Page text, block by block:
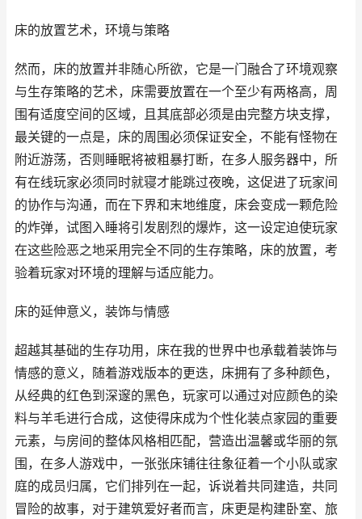
床的放置艺术，环境与策略
然而，床的放置并非随心所欲，它是一门融合了环境观察
与生存策略的艺术，床需要放置在一个至少有两格高，周
围有适度空间的区域，且其底部必须是由完整方块支撑，
最关键的一点是，床的周围必须保证安全，不能有怪物在
附近游荡，否则睡眠将被粗暴打断，在多人服务器中，所
有在线玩家必须同时就寝才能跳过夜晚，这促进了玩家间
的协作与沟通，而在下界和末地维度，床会变成一颗危险
的炸弹，试图入睡将引发剧烈的爆炸，这一设定迫使玩家
在这些险恶之地采用完全不同的生存策略，床的放置，考
验着玩家对环境的理解与适应能力。
床的延伸意义，装饰与情感
超越其基础的生存功用，床在我的世界中也承载着装饰与
情感的意义，随着游戏版本的更迭，床拥有了多种颜色，
从经典的红色到深邃的黑色，玩家可以通过对应颜色的染
料与羊毛进行合成，这使得床成为个性化装点家园的重要
元素，与房间的整体风格相匹配，营造出温馨或华丽的氛
围，在多人游戏中，一张张床铺往往象征着一个小队或家
庭的成员归属，它们排列在一起，诉说着共同建造，共同
冒险的故事，对于建筑爱好者而言，床更是构建卧室、旅